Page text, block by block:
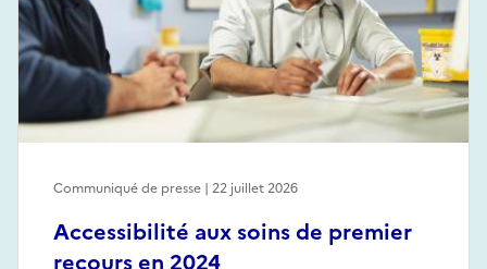
Accessibilité aux soins de premier
Communiqué de presse | 22 juillet 2026